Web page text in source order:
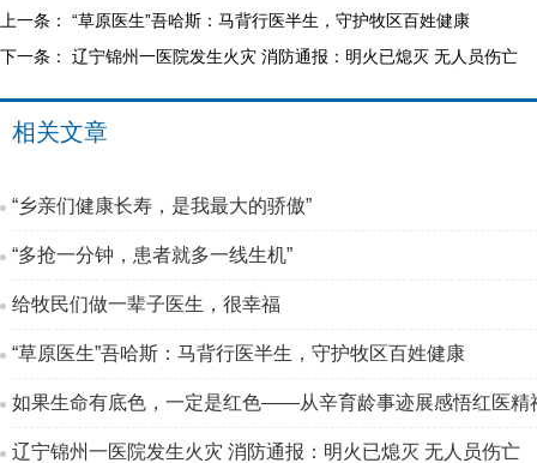
上一条： “草原医生”吾哈斯：马背行医半生，守护牧区百姓健康
下一条： 辽宁锦州一医院发生火灾 消防通报：明火已熄灭 无人员伤亡
相关文章
“乡亲们健康长寿，是我最大的骄傲”
“多抢一分钟，患者就多一线生机”
给牧民们做一辈子医生，很幸福
“草原医生”吾哈斯：马背行医半生，守护牧区百姓健康
如果生命有底色，一定是红色——从辛育龄事迹展感悟红医精
辽宁锦州一医院发生火灾 消防通报：明火已熄灭 无人员伤亡